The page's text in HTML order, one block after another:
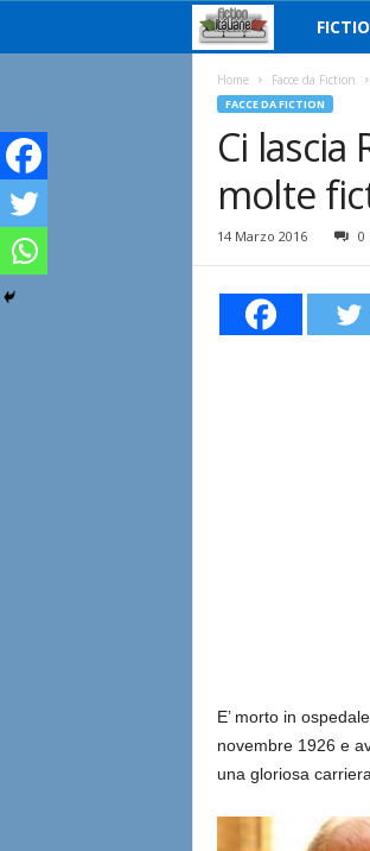
i
i
n
Home Facce da Fiction
FACCE DA FICTION
Ci
molte
14 Marzo 2016 0
E’ morto in
novembre 1926 e
una gloriosa